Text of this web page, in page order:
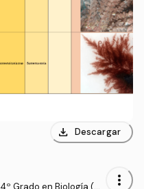
download Descargar
4º Grado en Biología (U
more_vert